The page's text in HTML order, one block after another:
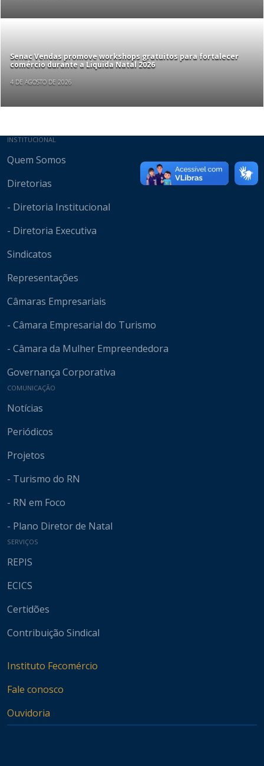
Senac Vendas promove workshops gratuitos para fortalecer
comércio durante a Liquida Natal 2026
4 DE AGOSTO DE 2026
Mapa do site
INSTITUCIONAL
Quem Somos
Diretorias
- Diretoria Institucional
- Diretoria Executiva
Sindicatos
Representações
Câmaras Empresariais
- Câmara Empresarial do Turismo
- Câmara da Mulher Empreendedora
Governança Corporativa
COMUNICAÇÃO
Notícias
Periódicos
Projetos
- Turismo do RN
- RN em Foco
- Plano Diretor de Natal
SERVIÇOS
REPIS
ECICS
Certidões
Contribuição Sindical
Instituto Fecomércio
Fale conosco
Ouvidoria